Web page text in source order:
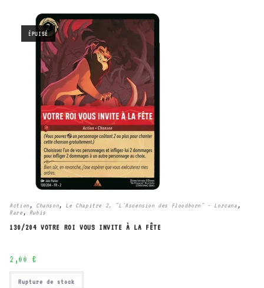
ÉPUISÉ
Action , Chanson, Le Chapitre 2, "L'Ascension des Floodborn" - Lorcana ,
Rare , Rubis
130/204 VOTRE ROI VOUS INVITE À LA FÊTE
2,00 €
Rupture de stock